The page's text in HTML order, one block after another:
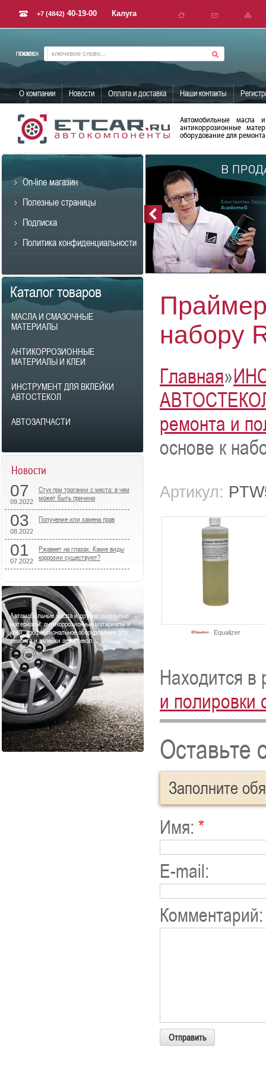
+7 (4842) 40-19-00 Калуга
О компании Новости Оплата и доставка Наши контакты
Автомобильные масла
антикоррозионные
оборудование для
On-line магазин
Полезные страницы
Подписка
Политика конфиденциальности
Каталог товаров
МАСЛА И СМАЗОЧНЫЕ
МАТЕРИАЛЫ
АНТИКОРРОЗИОННЫЕ
МАТЕРИАЛЫ И КЛЕИ
ИНСТРУМЕНТ ДЛЯ ВКЛЕЙКИ
АВТОСТЕКОЛ
АВТОЗАПЧАСТИ
Новости
07
09.2022
Стук при трогании с места: в чем
может быть причина
03
08.2022
Получение или замена прав
01
07.2022
Ржавеет на глазах. Какие виды
коррозии существуют?
Автомобильные масла и другие смазочные
материалы, антикоррозионные материалы и
клеи, профессиональное оборудование для
ремонта и вклейки автостекол.
набору
Главная»
ремонта и
основе к
Артикул:
Equalizer
Находится в
и полировки
Оставьте
Заполните
Имя: *
E-mail: